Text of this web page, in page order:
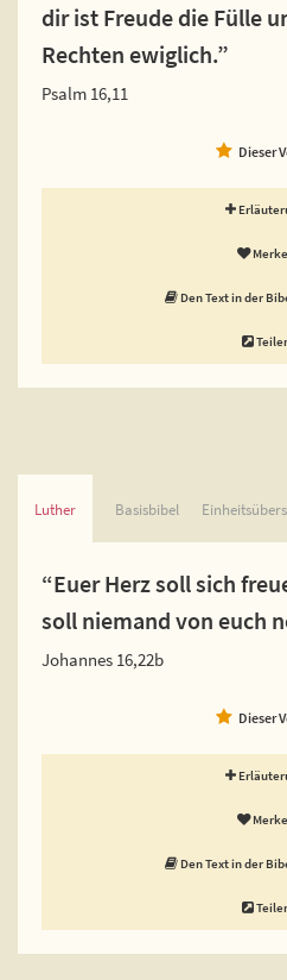
dir ist Freude die Fülle
Rechten ewiglich.”
Psalm 16,11
Dieser
Den Text in der
Luther Basisbibel
“Euer Herz soll sich
soll niemand von euch
Johannes 16,22b
Dieser
Den Text in der